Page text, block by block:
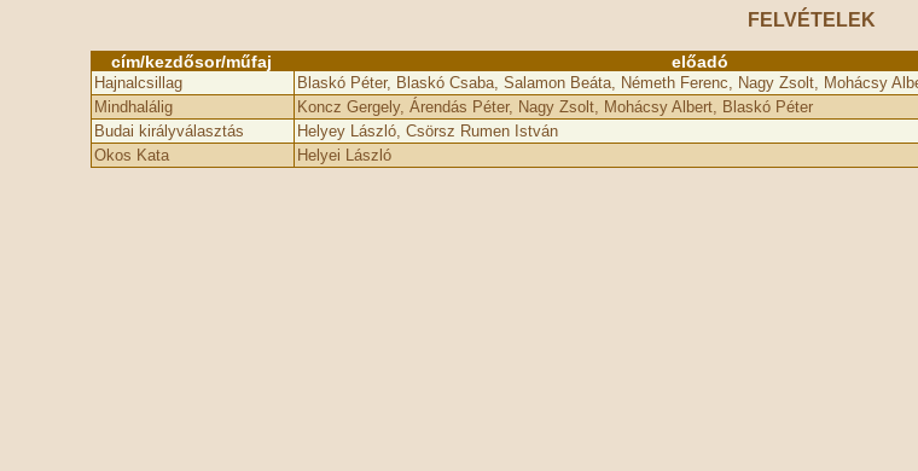
FELVÉTELEK
cím/kezdősor/műfaj előadó
Hajnalcsillag Blaskó Péter, Blaskó Csaba, Salamon Beáta, Németh Ferenc, Nagy Zsolt, Mohácsy
Mindhalálig
Koncz Gergely, Árendás Péter, Nagy Zsolt, Mohácsy Albert, Blaskó Péter
Budai királyválasztás
Helyey László, Csörsz Rumen István
Okos Kata
Helyei László